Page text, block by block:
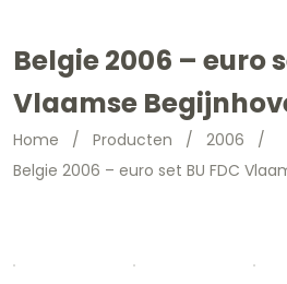
Belgie 2006 – euro
Vlaamse
Home / Producten / 2006 /
Belgie 2006 – euro set BU FDC